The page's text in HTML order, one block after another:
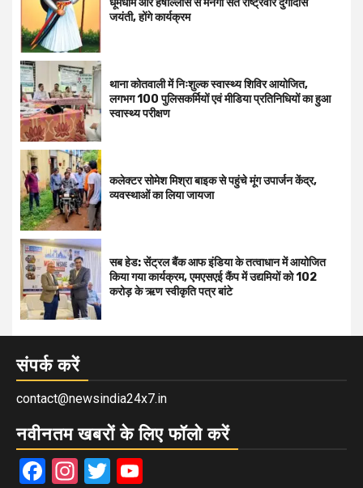
धूमधाम और हर्षोल्लास से मनेगी संत राष्ट्रवीर दुर्गादास
जयंती, होंगे कार्यक्रम
थाना कोतवाली में निःशुल्क स्वास्थ्य शिविर आयोजित,
लगभग 100 पुलिसकर्मियों एवं मीडिया प्रतिनिधियों का हुआ
स्वास्थ्य परीक्षण
कलेक्टर सोमेश मिश्रा बाइक से पहुंचे मूंग उपार्जन केंद्र,
व्यवस्थाओं का लिया जायजा
सब हेड: सेंट्रल बैंक आफ इंडिया के तत्वाधान में आयोजित
किया गया कार्यक्रम, एमएसएई कैंप में उद्यमियों को 102
करोड़ के ऋण स्वीकृति पत्र बांटे
संपर्क करें
contact@newsindia24x7.in
नवीनतम खबरों के लिए फॉलो करें
Facebook
Instagram
Twitter